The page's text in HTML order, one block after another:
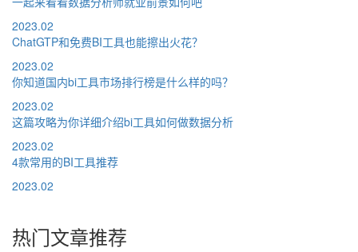
2023.02
ChatGTP和免费BI工具也能擦出火花？
2023.02
你知道国内bi工具市场排行榜是什么样的吗？
2023.02
这篇攻略为你详细介绍bi工具如何做数据分析
2023.02
4款常用的BI工具推荐
2023.02
热门文章推荐